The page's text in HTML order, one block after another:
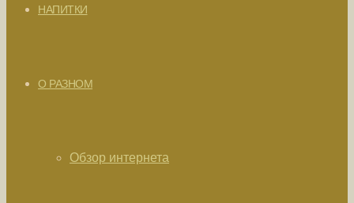
НАПИТКИ
О РАЗНОМ
Обзор интернета